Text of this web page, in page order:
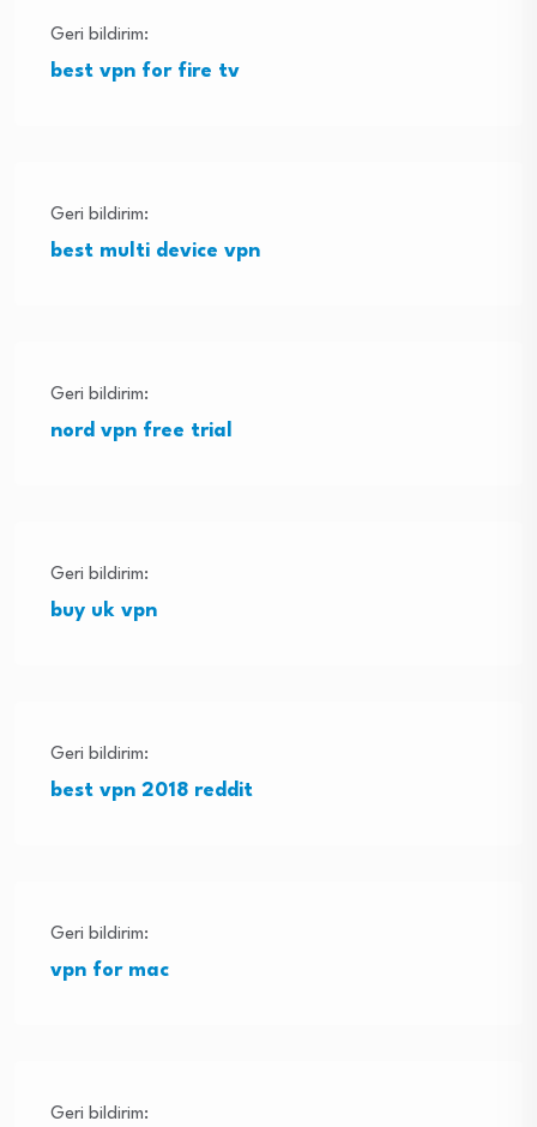
Geri bildirim:
best vpn for fire tv
Geri bildirim:
best multi device vpn
Geri bildirim:
nord vpn free trial
Geri bildirim:
buy uk vpn
Geri bildirim:
best vpn 2018 reddit
Geri bildirim:
vpn for mac
Geri bildirim: